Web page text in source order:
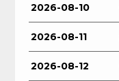
2026-08-10
2026-08-11
2026-08-12